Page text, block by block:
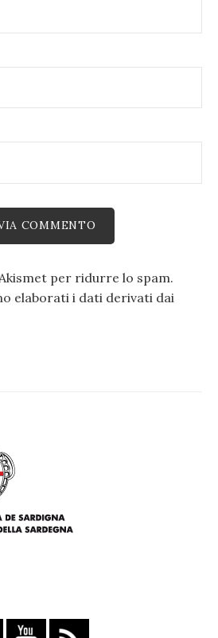
per ridurre lo spam.
elaborati i dati derivati dai